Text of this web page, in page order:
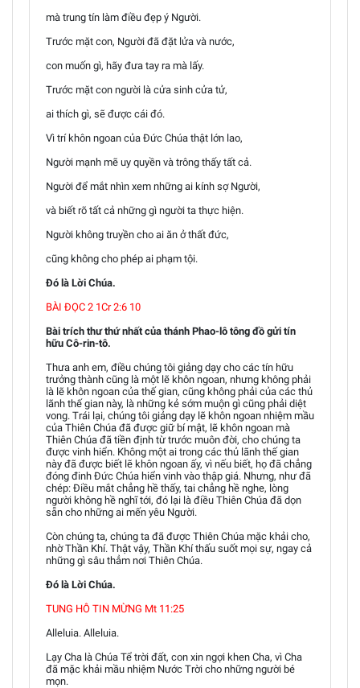
mà trung tín làm điều đẹp ý Người.
Trước mặt con, Người đã đặt lửa và nước,
con muốn gì, hãy đưa tay ra mà lấy.
Trước mặt con người là cửa sinh cửa tử,
ai thích gì, sẽ được cái đó.
Vì trí khôn ngoan của Đức Chúa thật lớn lao,
Người mạnh mẽ uy quyền và trông thấy tất cả.
Người để mắt nhìn xem những ai kính sợ Người,
và biết rõ tất cả những gì người ta thực hiện.
Người không truyền cho ai ăn ở thất đức,
cũng không cho phép ai phạm tội.
Đó là Lời Chúa.
BÀI ĐỌC 2 1Cr 2:6 10
Bài trích thư thứ nhất của thánh Phao-lô tông đồ gửi tín
hữu Cô-rin-tô.
Thưa anh em, điều chúng tôi giảng dạy cho các tín hữu
trưởng thành cũng là một lẽ khôn ngoan, nhưng không phải
là lẽ khôn ngoan của thế gian, cũng không phải của các thủ
lãnh thế gian này, là những kẻ sớm muộn gì cũng phải diệt
vong. Trái lại, chúng tôi giảng dạy lẽ khôn ngoan nhiệm mầu
của Thiên Chúa đã được giữ bí mật, lẽ khôn ngoan mà
Thiên Chúa đã tiền định từ trước muôn đời, cho chúng ta
được vinh hiển. Không một ai trong các thủ lãnh thế gian
này đã được biết lẽ khôn ngoan ấy, vì nếu biết, họ đã chẳng
đóng đinh Đức Chúa hiển vinh vào thập giá. Nhưng, như đã
chép: Điều mắt chẳng hề thấy, tai chẳng hề nghe, lòng
người không hề nghĩ tới, đó lại là điều Thiên Chúa đã dọn
sẵn cho những ai mến yêu Người.
Còn chúng ta, chúng ta đã được Thiên Chúa mặc khải cho,
nhờ Thần Khí. Thật vậy, Thần Khí thấu suốt mọi sự, ngay cả
những gì sâu thẳm nơi Thiên Chúa.
Đó là Lời Chúa.
TUNG HÔ TIN MỪNG Mt 11:25
Alleluia. Alleluia.
Lạy Cha là Chúa Tể trời đất, con xin ngợi khen Cha, vì Cha
đã mặc khải mầu nhiệm Nước Trời cho những người bé
mọn.